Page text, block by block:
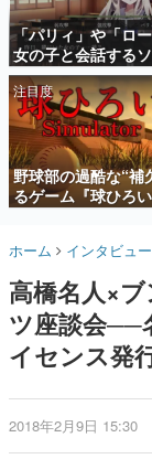
アプリセール情報
インタビュー
連載・
殿
SNS
ど。
事を
名作
きま
赫
この
の形
これ
の姿
「パリィ」や「ロ
女の子と会話する
恋愛ゲーム『小早
ルライク』無料公
敗すると「YOU
注目度
野球部の過酷な“補
るゲーム『球ひろい
Simulator』が「1
対応しSNSで話題に
ダム・カム』開発元
プロ野球選手から
ホーム インタビュー
高橋名人×
ツ座談会──
イセンス発
2018年2月9日 15:30